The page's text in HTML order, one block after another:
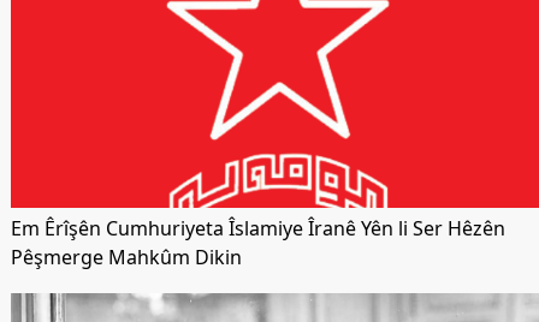
Em Êrîşên Cumhuriyeta Îslamiye Îranê Yên li Ser Hêzên
Pêşmerge Mahkûm Dikin